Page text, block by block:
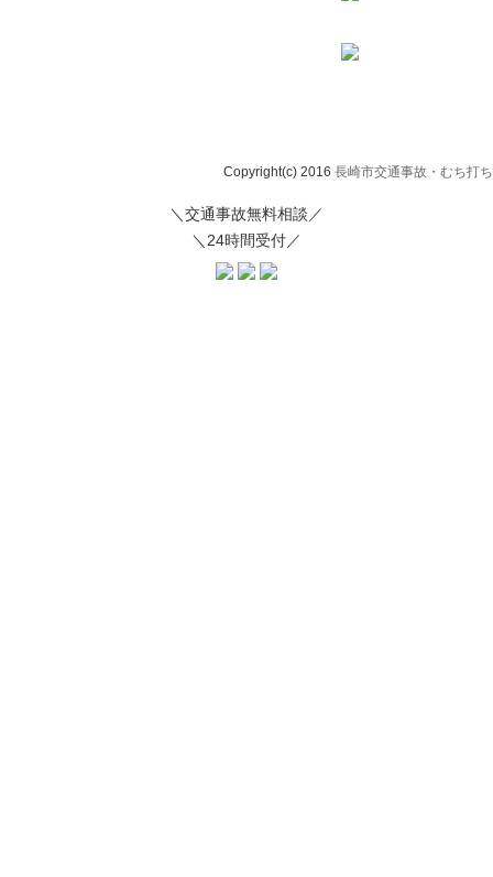
Copyright(c) 2016 長崎市交通事故・むち打
＼交通事故無料相談／
＼24時間受付／